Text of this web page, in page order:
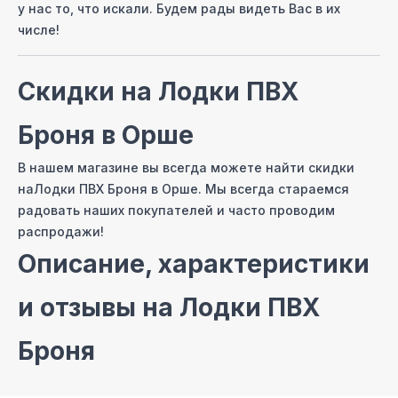
у нас то, что искали. Будем рады видеть Вас в их
числе!
Скидки на Лодки ПВХ
Броня в Орше
В нашем магазине вы всегда можете найти скидки
наЛодки ПВХ Броня в Орше. Мы всегда стараемся
радовать наших покупателей и часто проводим
распродажи!
Описание, характеристики
и отзывы на Лодки ПВХ
Броня